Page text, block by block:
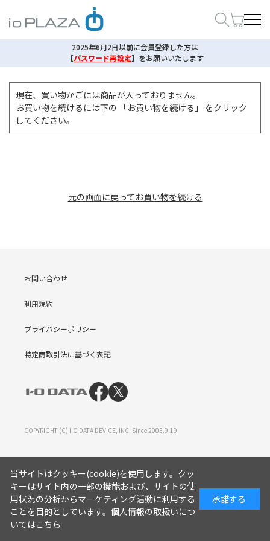
2025年6月2日以前に会員登録した方は
【パスワード再設定】 をお願いいたします
現在、買い物かごには商品が入っておりません。
お買い物を続けるには下の 「お買い物を続ける」 をクリック
してください。
元の画面に戻ってお買い物を続ける
お問い合わせ
利用規約
プライバシーポリシー
特定商取引法に基づく表記
COPYRIGHT (C) I-O DATA DEVICE, INC. Since 2005.9.19
当サイトはクッキー(cookie)を使用します。クッ
キーはサイト内の一部の機能および、サイトの使
用状況の分析からマーケティング活動に利用する
ことを目的としています。 個人情報の取扱いにつ
いてはこちら
承諾する